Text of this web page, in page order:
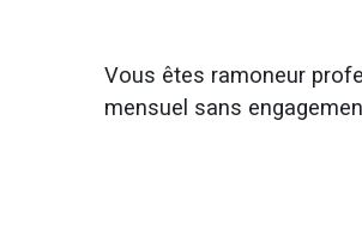
Vous êtes ramoneur
mensuel sans